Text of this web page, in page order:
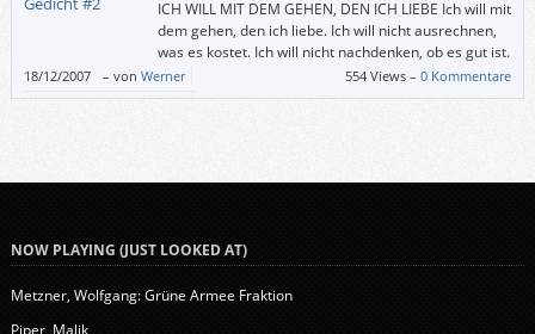
ICH WILL MIT DEM GEHEN, DEN ICH LIEBE Ich will mit
dem gehen, den ich liebe. Ich will nicht ausrechnen,
was es kostet. Ich will nicht nachdenken, ob es gut ist.
Ich will nicht wissen, ob er mich liebt. Ich will mit ihm
gehen, den ich liebe. (Aus Liebesgedichte von Bertolt Brecht.) –––
18/12/2007 – von Werner 554 Views –0 Kommentare
NOW PLAYING (JUST LOOKED AT)
Metzner, Wolfgang: Grüne Armee Fraktion
Piper, Malik